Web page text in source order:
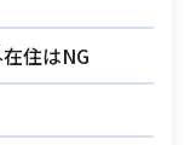
住はNG